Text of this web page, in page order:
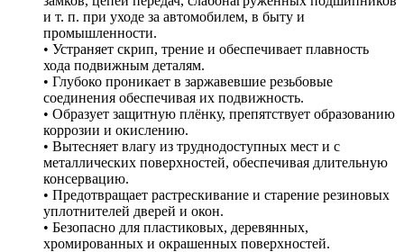
и т. п. при уходе за автомобилем, в быту и
промышленности.
• Устраняет скрип, трение и обеспечивает плавность
хода подвижным деталям.
• Глубоко проникает в заржавевшие резьбовые
соединения обеспечивая их подвижность.
• Образует защитную плёнку, препятствует образованию
коррозии и окислению.
• Вытесняет влагу из труднодоступных мест и с
металлических поверхностей, обеспечивая длительную
консервацию.
• Предотвращает растрескивание и старение резиновых
уплотнителей дверей и окон.
• Безопасно для пластиковых, деревянных,
хромированных и окрашенных поверхностей.